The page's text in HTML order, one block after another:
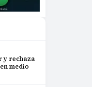
y rechaza
medio